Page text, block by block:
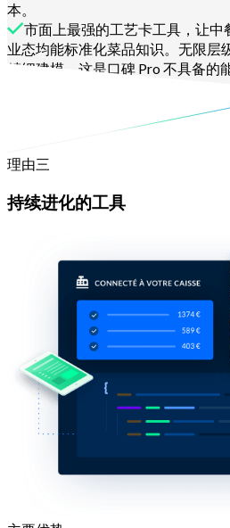
本。
市面上最强的工艺卡工具，让
业态均能标准化菜品知识。无限层
精细建模，这是口碑 Pro 不具备的
理由三
持续进化的工具